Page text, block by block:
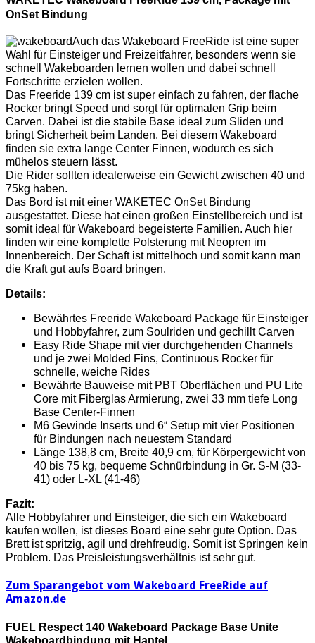
OnSet Bindung
Auch das Wakeboard FreeRide ist eine super
Wahl für Einsteiger und Freizeitfahrer, besonders wenn sie
schnell Wakeboarden lernen wollen und dabei schnell
Fortschritte erzielen wollen.
Das Freeride 139 cm ist super einfach zu fahren, der flache
Rocker bringt Speed und sorgt für optimalen Grip beim
Carven. Dabei ist die stabile Base ideal zum Sliden und
bringt Sicherheit beim Landen. Bei diesem Wakeboard
finden sie extra lange Center Finnen, wodurch es sich
mühelos steuern lässt.
Die Rider sollten idealerweise ein Gewicht zwischen 40 und
75kg haben.
Das Bord ist mit einer WAKETEC OnSet Bindung
ausgestattet. Diese hat einen großen Einstellbereich und ist
somit ideal für Wakeboard begeisterte Familien. Auch hier
finden wir eine komplette Polsterung mit Neopren im
Innenbereich. Der Schaft ist mittelhoch und somit kann man
die Kraft gut aufs Board bringen.
Details:
Bewährtes Freeride Wakeboard Package für Einsteiger
und Hobbyfahrer, zum Soulriden und gechillt Carven
Easy Ride Shape mit vier durchgehenden Channels
und je zwei Molded Fins, Continuous Rocker für
schnelle, weiche Rides
Bewährte Bauweise mit PBT Oberflächen und PU Lite
Core mit Fiberglas Armierung, zwei 33 mm tiefe Long
Base Center-Finnen
M6 Gewinde Inserts und 6“ Setup mit vier Positionen
für Bindungen nach neuestem Standard
Länge 138,8 cm, Breite 40,9 cm, für Körpergewicht von
40 bis 75 kg, bequeme Schnürbindung in Gr. S-M (33-
41) oder L-XL (41-46)
Fazit:
Alle Hobbyfahrer und Einsteiger, die sich ein Wakeboard
kaufen wollen, ist dieses Board eine sehr gute Option. Das
Brett ist spritzig, agil und drehfreudig. Somit ist Springen kein
Problem. Das Preisleistungsverhältnis ist sehr gut.
Zum Sparangebot vom Wakeboard FreeRide auf
Amazon.de
FUEL Respect 140 Wakeboard Package Base Unite